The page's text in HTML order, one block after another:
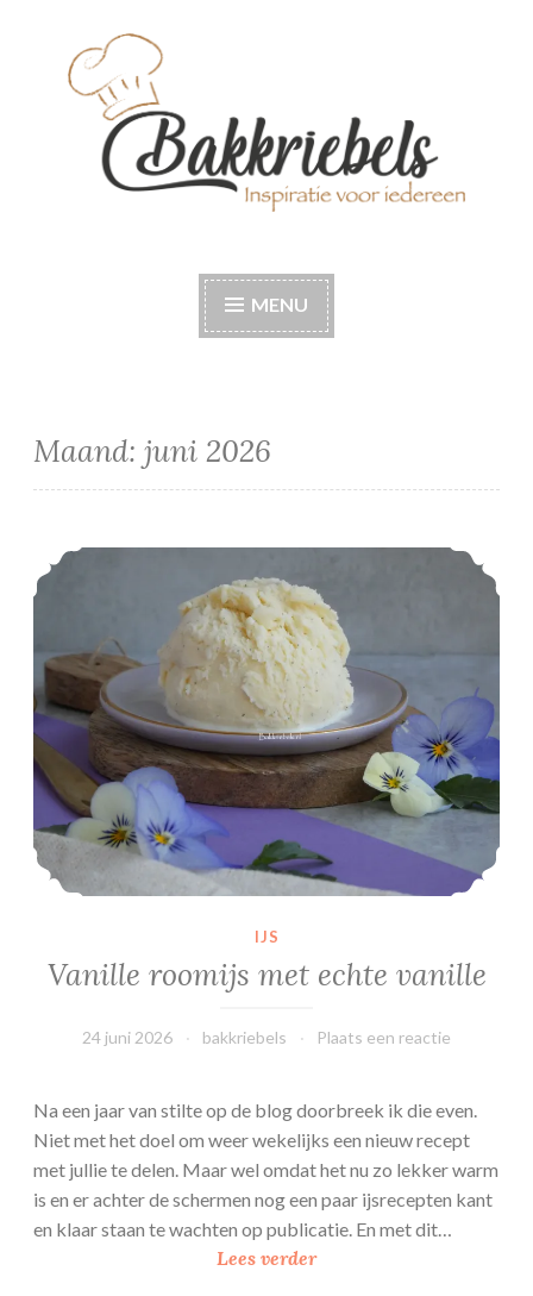
Bakkriebels
MENU
Maand: juni 2026
Vanille roomijs met echte vanille
IJS
Vanille roomijs met echte vanille
24 juni 2026 bakkriebels Plaats een reactie
Na een jaar van stilte op de blog doorbreek ik die even.
Niet met het doel om weer wekelijks een nieuw recept
met jullie te delen. Maar wel omdat het nu zo lekker warm
is en er achter de schermen nog een paar ijsrecepten kant
en klaar staan te wachten op publicatie. En met dit…
Lees verderV